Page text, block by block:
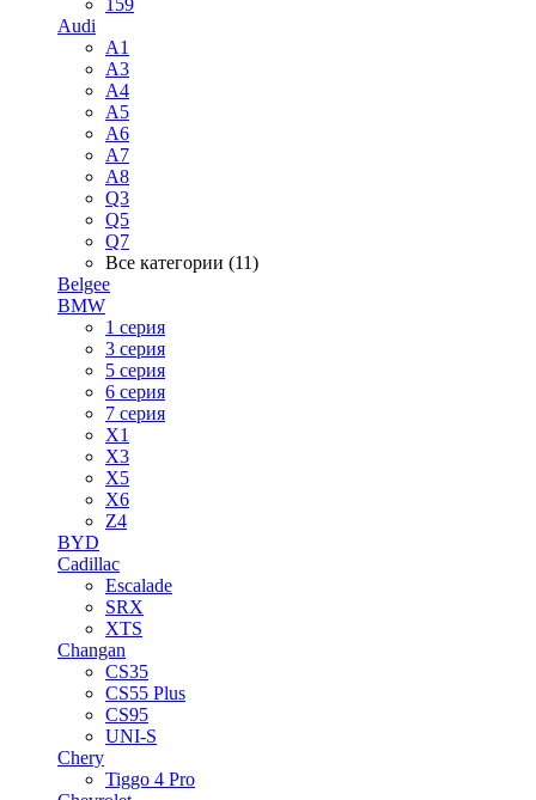
159
Audi
A1
A3
A4
A5
A6
A7
A8
Q3
Q5
Q7
Все категории (11)
Belgee
BMW
1 серия
3 серия
5 серия
6 серия
7 серия
X1
X3
X5
X6
Z4
BYD
Cadillac
Escalade
SRX
XTS
Changan
CS35
CS55 Plus
CS95
UNI-S
Chery
Tiggo 4 Pro